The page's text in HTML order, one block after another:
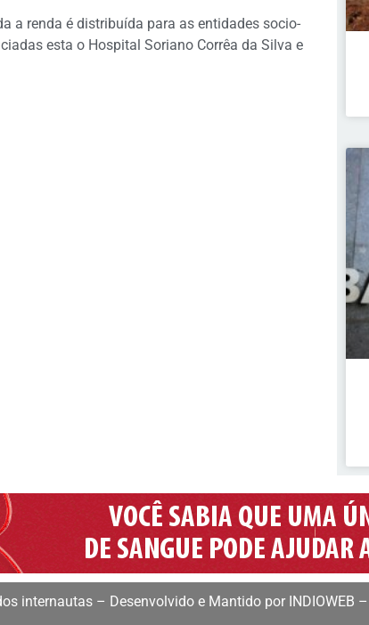
a renda é distribuída para as entidades socio-
esta o Hospital Soriano Corrêa da Silva e
internautas – Desenvolvido e Mantido por INDIOWEB